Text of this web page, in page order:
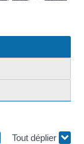
Tout déplier